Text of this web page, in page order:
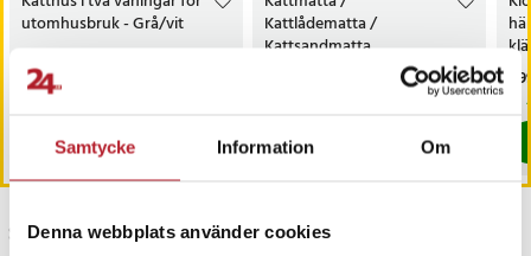
Samtycke Information Om
Denna webbplats använder cookies
utomhusbruk - Grå/vit
Pris:1 999 kr
1 999 kr
Just nu har vi bara 3 kvar av denna produkt
Köp
Kattlådematta /
Kattsandmatta
:289 kr
Kommer i lager 2026-09-18
Senast besökta